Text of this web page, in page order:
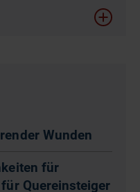
Wunden
für
Quereinsteiger